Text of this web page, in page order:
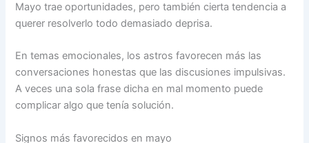
Mayo trae oportunidades, pero también cierta tendencia a
querer resolverlo todo demasiado deprisa.
En temas emocionales, los astros favorecen más las
conversaciones honestas que las discusiones impulsivas.
A veces una sola frase dicha en mal momento puede
complicar algo que tenía solución.
Signos más favorecidos en mayo